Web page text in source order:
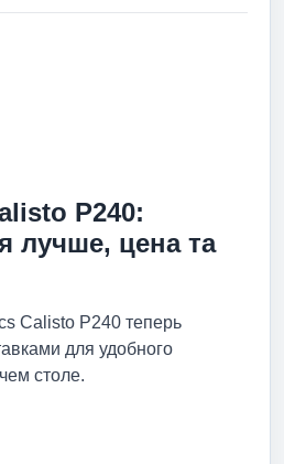
P240:
лучше, цена та
Calisto P240 теперь
для удобного
столе.